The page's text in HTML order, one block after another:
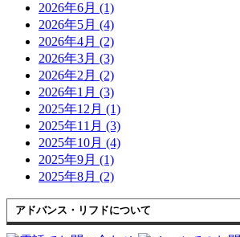
2026年6月 (1)
2026年5月 (4)
2026年4月 (2)
2026年3月 (3)
2026年2月 (2)
2026年1月 (3)
2025年12月 (1)
2025年11月 (3)
2025年10月 (4)
2025年9月 (1)
2025年8月 (2)
アドバンス・リフドについて